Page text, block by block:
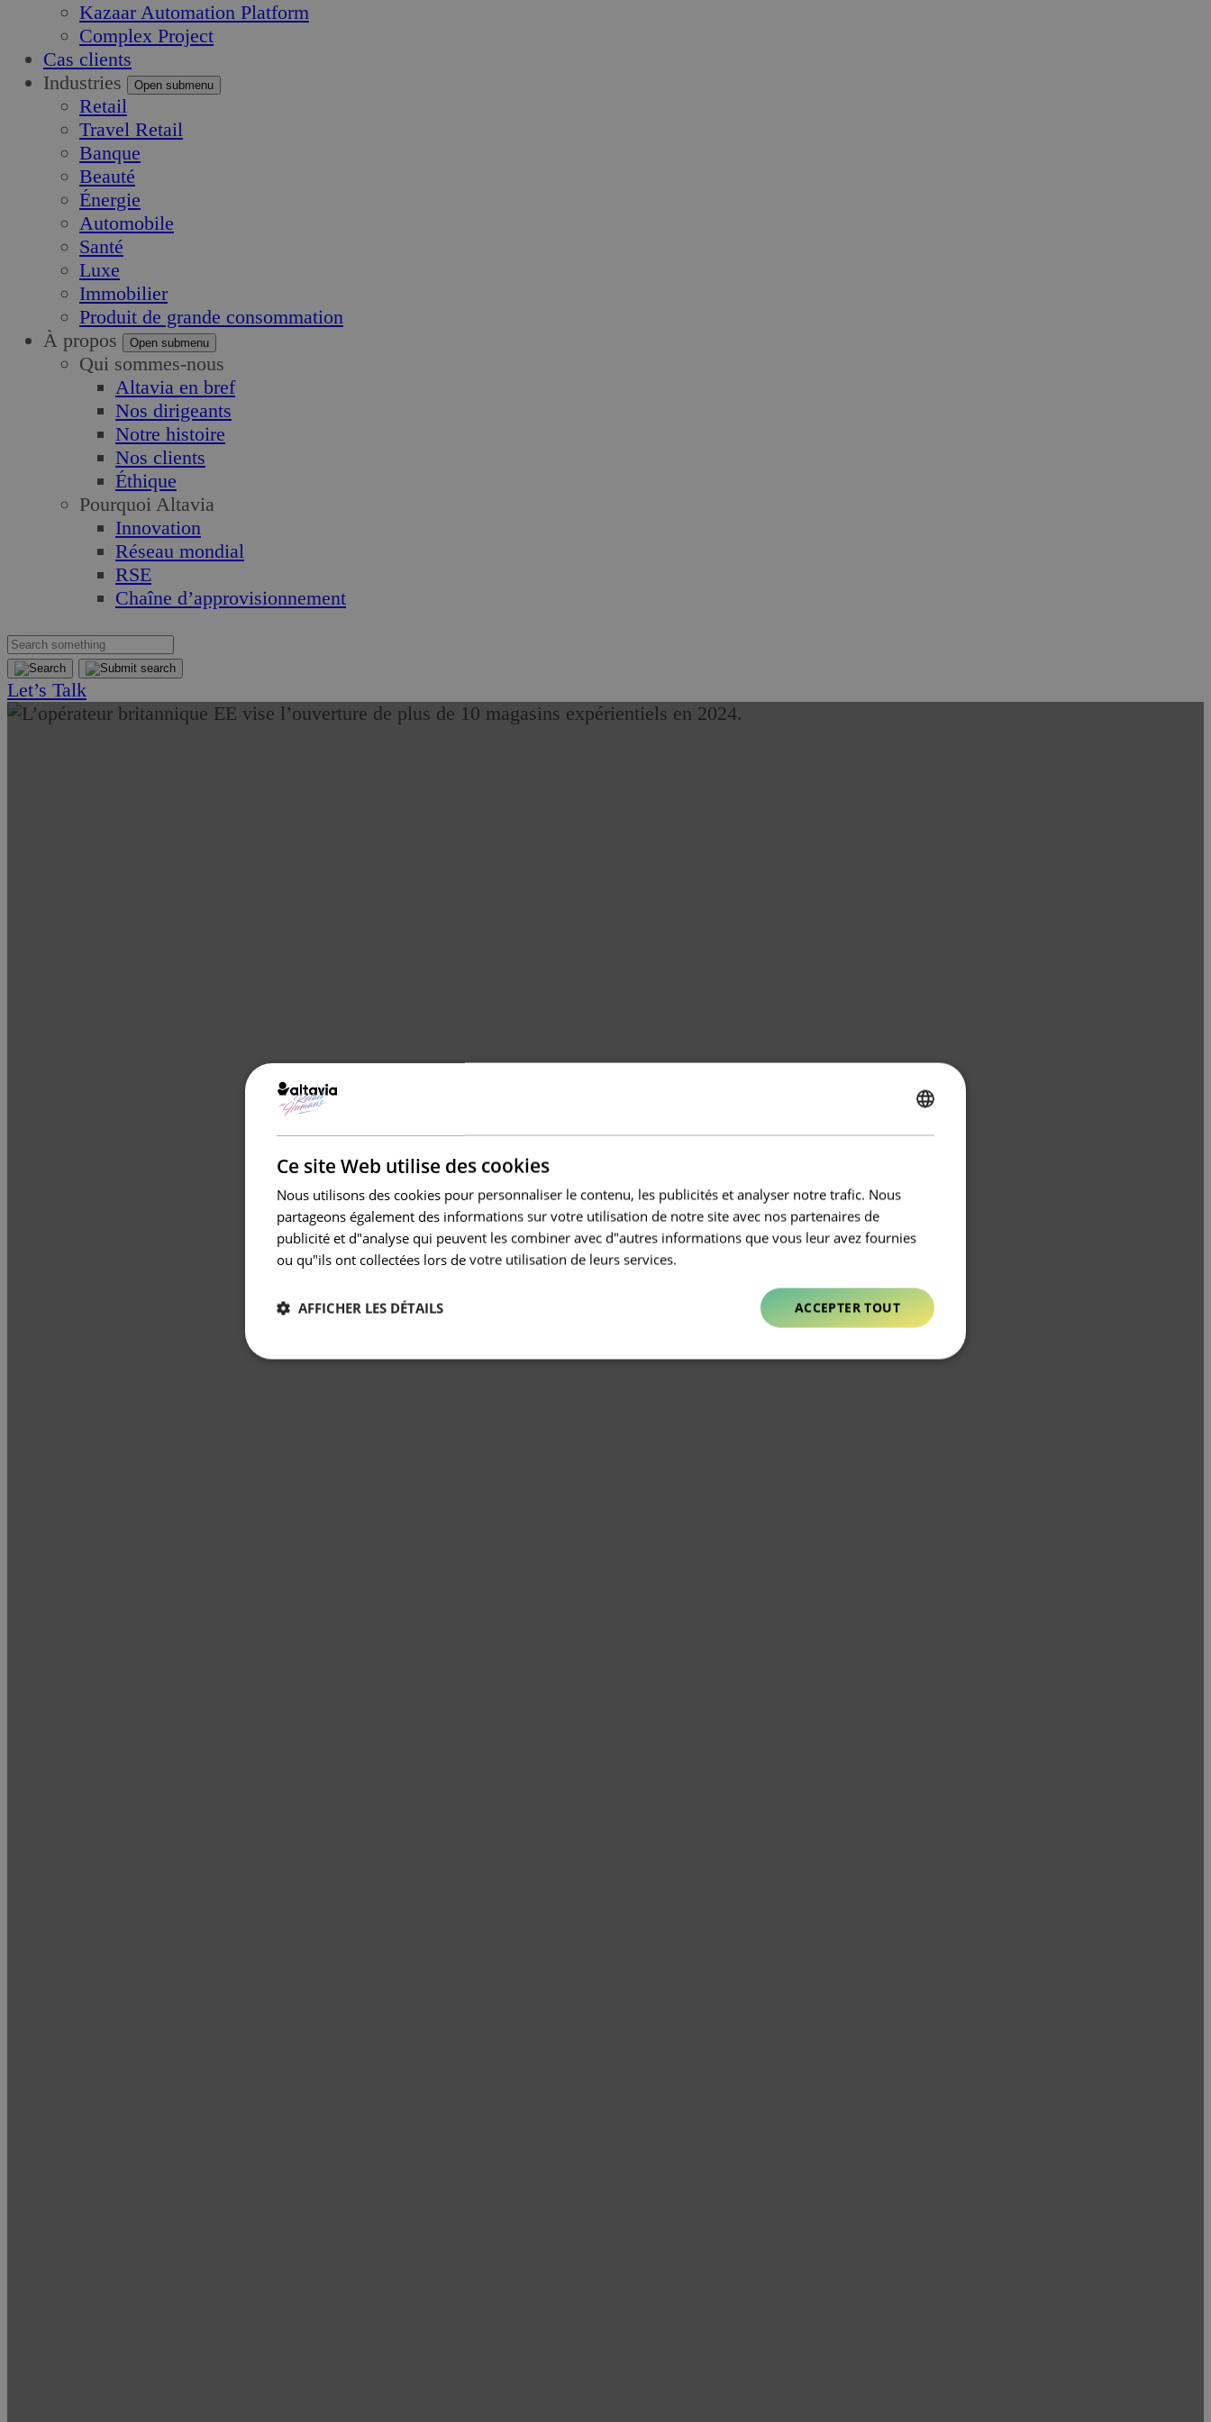
Kazaar Automation Platform
Complex Project
Cas clients
Industries
Open submenu
Retail
Travel Retail
Banque
Beauté
Énergie
Automobile
Santé
Luxe
Immobilier
Produit de grande consommation
À propos
Open submenu
Qui sommes-nous
Altavia en bref
Nos dirigeants
Notre histoire
Nos clients
Éthique
Pourquoi Altavia
Innovation
Réseau mondial
RSE
Chaîne d’approvisionnement
Let’s Talk
Ce site Web utilise des cookies
Nous utilisons des cookies pour personnaliser le contenu, les publicités et analyser notre trafic. Nous
partageons également des informations sur votre utilisation de notre site avec nos partenaires de
publicité et d"analyse qui peuvent les combiner avec d"autres informations que vous leur avez fournies
ou qu"ils ont collectées lors de votre utilisation de leurs services.
ACCEPTER TOUT
AFFICHER LES DÉTAILS